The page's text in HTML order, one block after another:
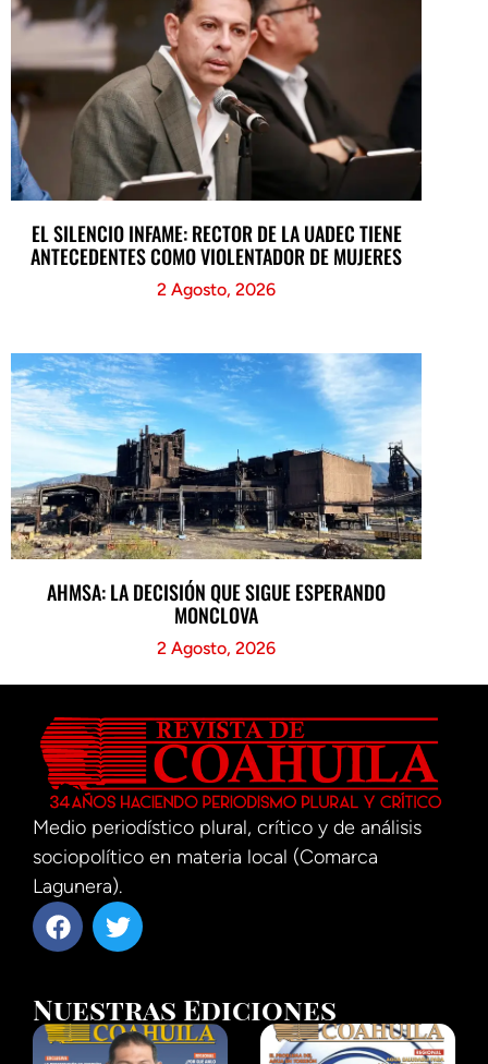
EL SILENCIO INFAME: RECTOR DE LA UADEC TIENE
ANTECEDENTES COMO VIOLENTADOR DE MUJERES
2 Agosto, 2026
AHMSA: LA DECISIÓN QUE SIGUE ESPERANDO
MONCLOVA
2 Agosto, 2026
Medio periodístico plural, crítico y de análisis
sociopolítico en materia local (Comarca
Lagunera).
Nuestras Ediciones